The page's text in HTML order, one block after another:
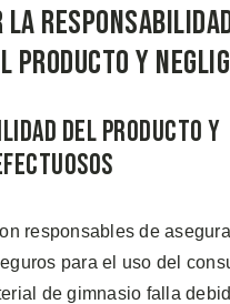
la
Producto y
del Producto y
responsables de
para el uso del
de gimnasio falla